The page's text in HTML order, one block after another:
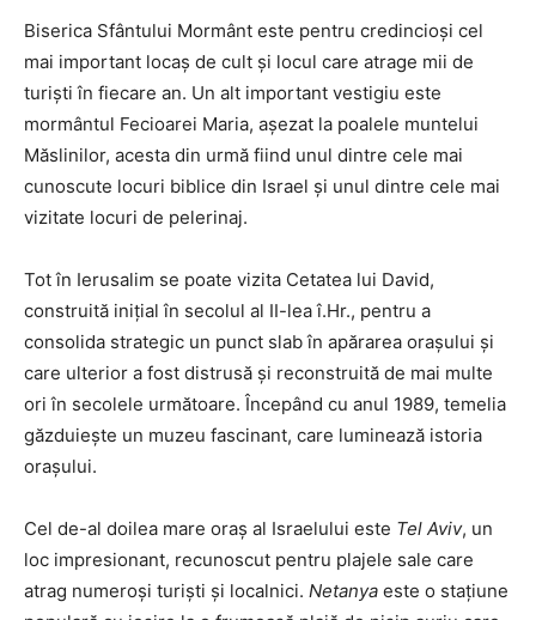
Biserica Sfântului Mormânt este pentru credincioși cel
mai important locaș de cult și locul care atrage mii de
turiști în fiecare an. Un alt important vestigiu este
mormântul Fecioarei Maria, așezat la poalele muntelui
Măslinilor, acesta din urmă fiind unul dintre cele mai
cunoscute locuri biblice din Israel și unul dintre cele mai
vizitate locuri de pelerinaj.
Tot în Ierusalim se poate vizita Cetatea lui David,
construită inițial în secolul al II-lea î.Hr., pentru a
consolida strategic un punct slab în apărarea orașului și
care ulterior a fost distrusă și reconstruită de mai multe
ori în secolele următoare. Începând cu anul 1989, temelia
găzduiește un muzeu fascinant, care luminează istoria
orașului.
Cel de-al doilea mare oraș al Israelului este Tel Aviv, un
loc impresionant, recunoscut pentru plajele sale care
atrag numeroși turiști și localnici. Netanya este o stațiune